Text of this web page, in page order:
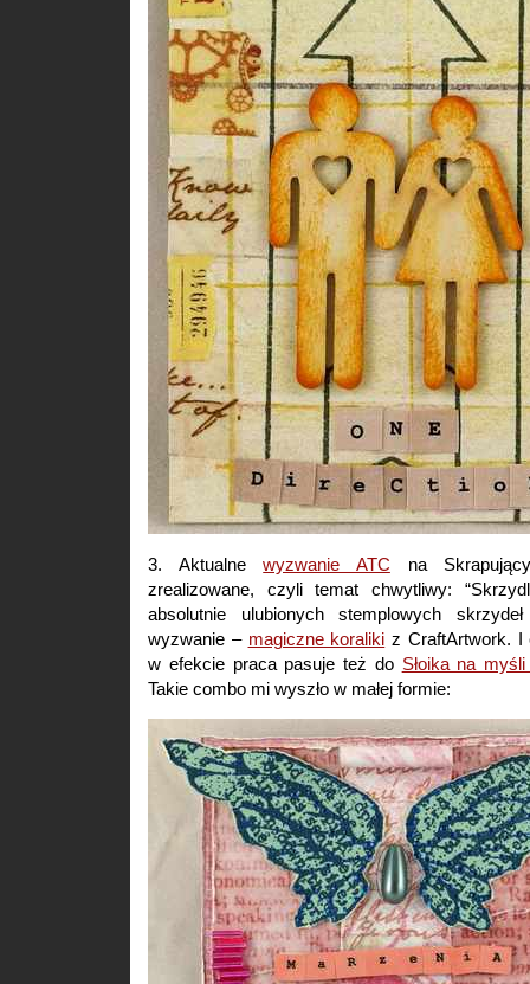
3. Aktualnewyzwanie ATC na
zrealizowane, czyli temat chwytliwy:
absolutnie ulubionych stemplowych
wyzwanie – magiczne koraliki z CraftArtwork. I
w efekcie praca pasuje też do Słoika na
Takie combo mi wyszło w małej formie: